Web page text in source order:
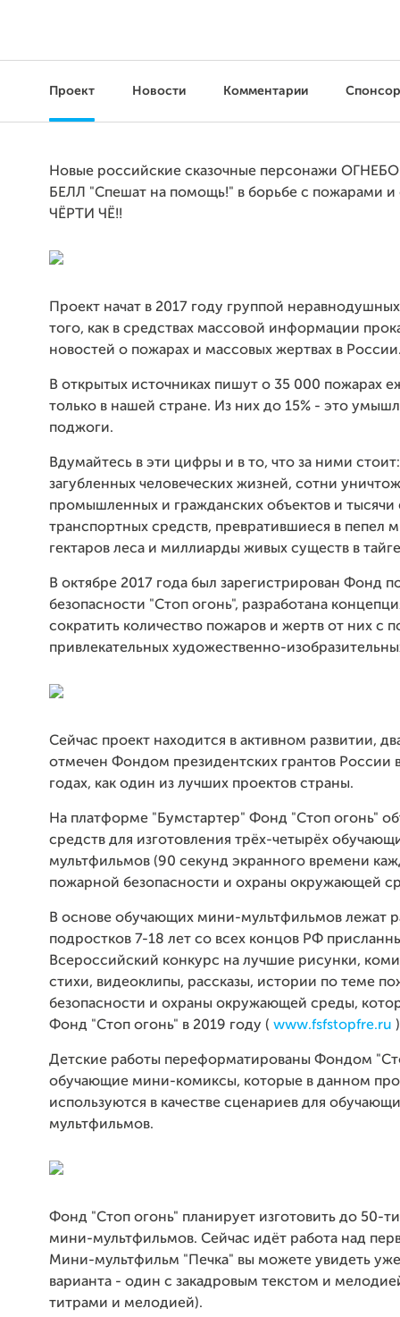
Проект Новости Комментарии
Новые российские сказочные персонажи
БЕЛЛ "Спешат на помощь!" в борьбе с пожарами и
ЧЁРТИ ЧЁ!!
Проект начат в 2017 году группой
того, как в средствах массовой информации
новостей о пожарах и массовых жертвах в
В открытых источниках пишут о 35 000 пожарах
только в нашей стране. Из них до 15% - это
поджоги.
Вдумайтесь в эти цифры и в то, что за ними
загубленных человеческих жизней, сотни
промышленных и гражданских объектов и тысячи
транспортных средств, превратившиеся в пепел
гектаров леса и миллиарды живых существ в
В октябре 2017 года был зарегистрирован Фонд
безопасности "Стоп огонь", разработана
сократить количество пожаров и жертв от них с
привлекательных художественно-
Сейчас проект находится в активном развитии,
отмечен Фондом президентских грантов России
годах, как один из лучших проектов страны.
На платформе "Бумстартер" Фонд "Стоп огонь"
средств для изготовления трёх-четырёх
мультфильмов (90 секунд экранного времени
пожарной безопасности и охраны окружающей
В основе обучающих мини-мультфильмов лежат
подростков 7-18 лет со всех концов РФ
Всероссийский конкурс на лучшие рисунки,
стихи, видеоклипы, рассказы, истории по теме
безопасности и охраны окружающей среды,
Фонд "Стоп огонь" в 2019 году ( www.fsfstopfre.ru
Детские работы переформатированы Фондом
обучающие мини-комиксы, которые в данном
используются в качестве сценариев для
мультфильмов.
Фонд "Стоп огонь" планирует изготовить до 50-
мини-мультфильмов. Сейчас идёт работа над
Мини-мультфильм "Печка" вы можете увидеть уже
варианта - один с закадровым текстом и
титрами и мелодией).